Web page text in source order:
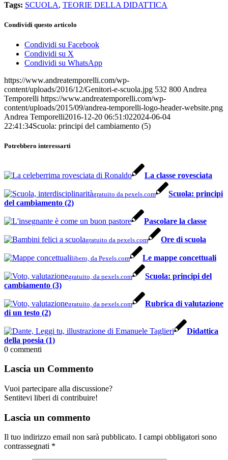
Tags: SCUOLA, TEORIE DELLA DIDATTICA
Condividi questo articolo
Condividi su Facebook
Condividi su X
Condividi su WhatsApp
https://www.andreatemporelli.com/wp-
content/uploads/2016/12/Genitori-e-scuola.jpg 532 800 Andrea
Temporelli https://www.andreatemporelli.com/wp-
content/uploads/2015/09/andrea-temporelli-logo-header-website.png
Andrea Temporelli2016-12-20 06:51:022024-06-04
22:41:34Scuola: principi del cambiamento (5)
Potrebbero interessarti
La classe rovesciata
gratuito da pexels.com
Scuola: principi
del cambiamento (2)
Pascolare la classe
gratuito da pexels.com Ore di scuola
libero, da Pexels.com Le mappe concettuali
gratuito, da pexels.com
Scuola: principi del
cambiamento (3)
gratuito, da pexels.com
Rubrica di valutazione
di un testo (2)
Didattica
della poesia (1)
0 commenti
Lascia un Commento
Vuoi partecipare alla discussione?
Sentitevi liberi di contribuire!
Lascia un commento
Il tuo indirizzo email non sarà pubblicato. I campi obbligatori sono
contrassegnati *